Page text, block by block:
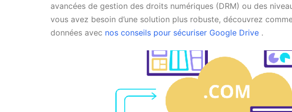
avancées de gestion des droits numériques (DRM) ou des
vous avez besoin d’une solution plus robuste, découvrez
données avec nos conseils pour sécuriser Google Drive .